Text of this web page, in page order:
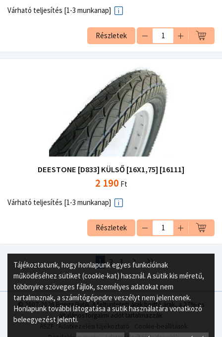
Várható teljesítés [1-3 munkanap]
Részletek
DEESTONE [D833] KÜLSŐ [16X1,75] [16111]
2 190 Ft
Várható teljesítés [1-3 munkanap]
Részletek
1 2 3
© 2007-2026 Bringa Butik. A feltüntetett árak bruttó árak, a 27%-os
általános forgalmi adót tartalmazzák.
ÁSZF
Adatkezelési tájékoztató
Cookie-beállítások
Tájékoztatunk, hogy honlapunk egyes funkcióinak
működéséhez sütiket (cookie-kat) használ. A sütik kis méretű,
többnyire szöveges fájlok, személyes adatokat nem
tartalmaznak, a számítógépedre veszélyt nem jelentenek.
Honlapunk további látogatása a sütik használatára vonatkozó
beleegyezést jelenti.